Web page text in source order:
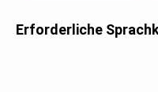
Erforderliche